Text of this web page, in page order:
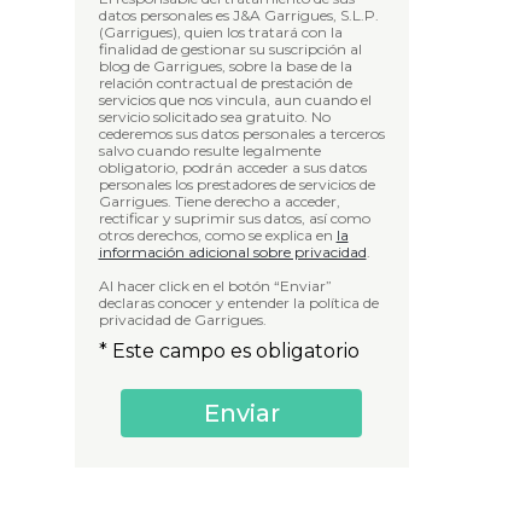
datos personales es J&A Garrigues, S.L.P.
(Garrigues), quien los tratará con la
finalidad de gestionar su suscripción al
blog de Garrigues, sobre la base de la
relación contractual de prestación de
servicios que nos vincula, aun cuando el
servicio solicitado sea gratuito. No
cederemos sus datos personales a terceros
salvo cuando resulte legalmente
obligatorio, podrán acceder a sus datos
personales los prestadores de servicios de
Garrigues. Tiene derecho a acceder,
rectificar y suprimir sus datos, así como
otros derechos, como se explica en la
información adicional sobre privacidad.
Al hacer click en el botón “Enviar”
declaras conocer y entender la política de
privacidad de Garrigues.
* Este campo es obligatorio